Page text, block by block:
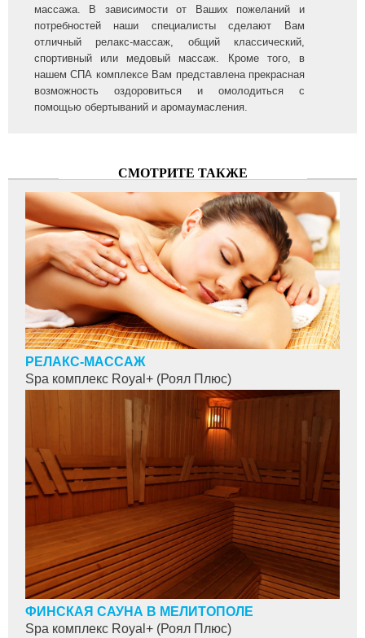
массажа. В зависимости от Ваших пожеланий и
потребностей наши специалисты сделают Вам
отличный релакс-массаж, общий классический,
спортивный или медовый массаж. Кроме того, в
нашем СПА комплексе Вам представлена прекрасная
возможность оздоровиться и омолодиться с
помощью обертываний и аромаумасления.
СМОТРИТЕ ТАКЖЕ
РЕЛАКС-МАССАЖ
Spa комплекс Royal+ (Роял Плюс)
ФИНСКАЯ САУНА В МЕЛИТОПОЛЕ
Spa комплекс Royal+ (Роял Плюс)